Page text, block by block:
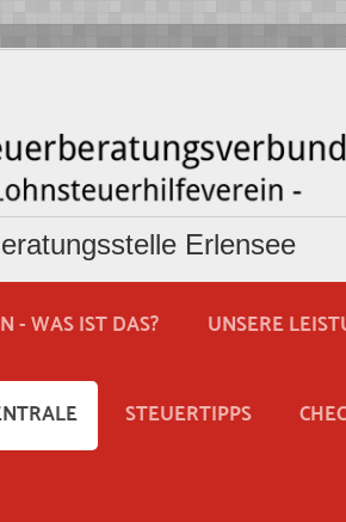
Erlensee
- WAS IST DAS? UNSERE
STEUERTIPPS